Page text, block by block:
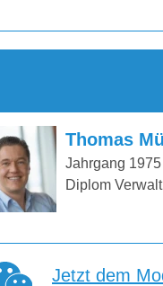
Thomas
Jahrgang 1975
Diplom
Jetzt dem